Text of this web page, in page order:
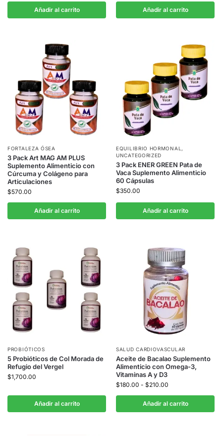
Añadir al carrito Añadir al carrito
FORTALEZA ÓSEA
3 Pack Art MAG AM PLUS
Suplemento Alimenticio con
Cúrcuma y Colágeno para
Articulaciones
$570.00
Añadir al carrito
EQUILIBRIO HORMONAL ,
UNCATEGORIZED
3 Pack ENER GREEN Pata de
Vaca Suplemento Alimenticio
60 Cápsulas
$350.00
Añadir al carrito
PROBIÓTICOS
5 Probióticos de Col Morada de
Refugio del Vergel
$1,700.00
Añadir al carrito
SALUD CARDIOVASCULAR
Aceite de Bacalao Suplemento
Alimenticio con Omega-3,
Vitaminas A y D3
$180.00 - $210.00
Añadir al carrito